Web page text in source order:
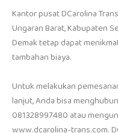
Kantor pusat DCarolina
Ungaran Barat, Kabupaten
Demak tetap dapat
tambahan biaya.
Untuk melakukan
lanjut, Anda bisa
081328997480 atau
www.dcarolina-trans.com.